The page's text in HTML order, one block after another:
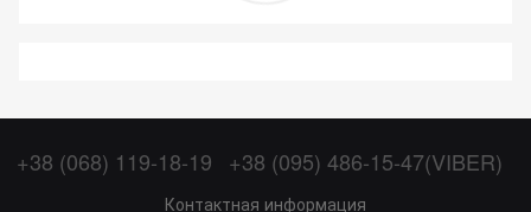
+38 (068) 119-18-19 +38 (095) 486-15-47(VIBER)
Контактная информация